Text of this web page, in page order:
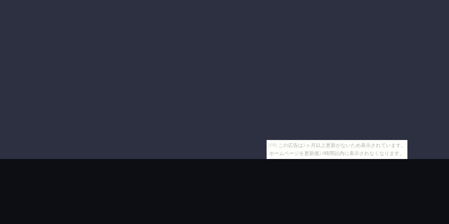
[PR] この広告は3ヶ月以上更新がないため表示されています。
ホームページを更新後24時間以内に表示されなくなります。